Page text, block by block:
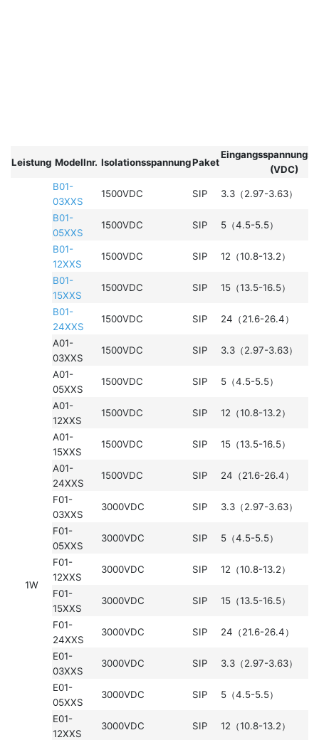
Leistung Modellnr. IsolationsspannungPaket
(VDC)
1W
B01-
03XXS
1500VDC SIP 3.3（2.97-3.63）
B01-
05XXS
1500VDC SIP 5（4.5-5.5）
B01-
12XXS
1500VDC SIP 12（10.8-13.2）
B01-
15XXS
1500VDC SIP 15（13.5-16.5）
B01-
24XXS
1500VDC SIP 24（21.6-26.4）
A01-
03XXS
1500VDC SIP 3.3（2.97-3.63）
A01-
05XXS
1500VDC SIP 5（4.5-5.5）
A01-
12XXS
1500VDC SIP 12（10.8-13.2）
A01-
15XXS
1500VDC SIP 15（13.5-16.5）
A01-
24XXS
1500VDC SIP 24（21.6-26.4）
F01-
03XXS
3000VDC SIP 3.3（2.97-3.63）
F01-
05XXS
3000VDC SIP 5（4.5-5.5）
F01-
12XXS
3000VDC SIP 12（10.8-13.2）
F01-
15XXS
3000VDC SIP 15（13.5-16.5）
F01-
24XXS
3000VDC SIP 24（21.6-26.4）
E01-
03XXS
3000VDC SIP 3.3（2.97-3.63）
E01-
05XXS
3000VDC SIP 5（4.5-5.5）
E01-
12XXS
3000VDC SIP 12（10.8-13.2）